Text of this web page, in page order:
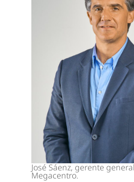
José Sáenz, gerente
Megacentro.